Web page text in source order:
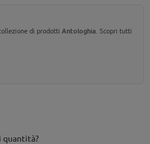
di prodotti Antologhia. Scopri tutti
quantità?